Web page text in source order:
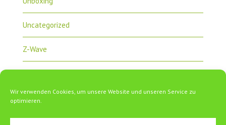
Wir verwenden Cookies, um unsere Website und unseren Service zu
optimieren.
Uncategorized
Z-Wave
ZipaTile